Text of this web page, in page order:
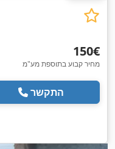
‏150 ‏€
מחיר קבוע בתוספת מע"מ
התקשר